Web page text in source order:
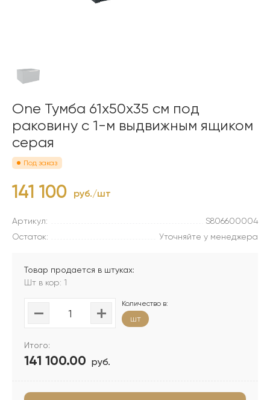
One Тумба 61x50x35 см под
раковину с 1-м выдвижным ящиком
серая
Под заказ
141 100 руб./шт
Артикул:
S806600004
Остаток:
Уточняйте у менеджера
Товар продается в штуках:
Шт в кор: 1
Количество в:
шт
Итого:
141 100.00 руб.